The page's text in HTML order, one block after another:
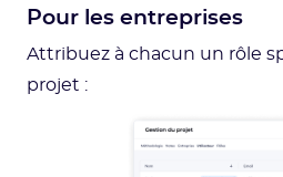
Pour les entreprises
Attribuez à chacun un rôle
projet :